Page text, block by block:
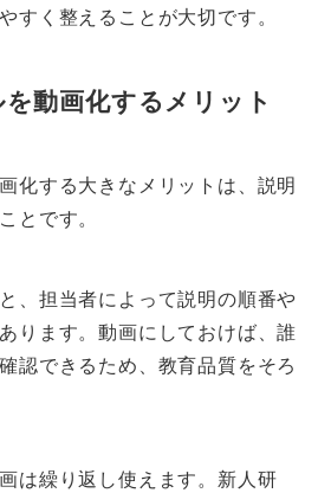
すく整えることが大切です。
動画化するメリット
化する大きなメリットは、説明
とです。
、担当者によって説明の順番や
ります。動画にしておけば、誰
認できるため、教育品質をそろ
は繰り返し使えます。新人研